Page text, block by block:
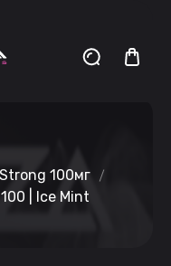
100мг
| Ice Mint